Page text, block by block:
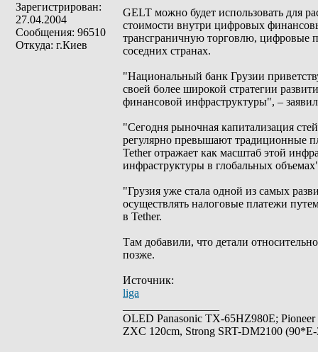
Зарегистрирован:
27.04.2004
Сообщения: 96510
Откуда: г.Киев
GELT можно будет использовать для
стоимости внутри цифровых
трансграничную торговлю, цифровые
соседних странах.
"Национальный банк Грузии
своей более широкой стратегии
финансовой инфраструктуры", –
"Сегодня рыночная капитализация
регулярно превышают традиционные
Tether отражает как масштаб этой
инфраструктуры в глобальных
"Грузия уже стала одной из самых
осуществлять налоговые платежи
в Tether.
Там добавили, что детали
позже.
Источник:
liga
OLED Panasonic TX-65HZ980E;
ZXC 120cm, Strong SRT-DM2100